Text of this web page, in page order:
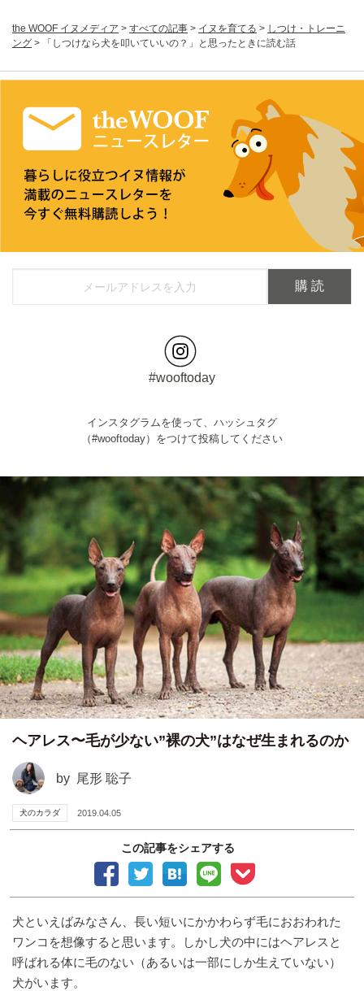
the WOOF イヌメディア > すべての記事 > イヌを育てる > しつけ・トレーニ
ング > 「しつけなら犬を叩いていいの？」と思ったときに読む話
#wooftoday
インスタグラムを使って、ハッシュタグ
（#wooftoday）をつけて投稿してください
ヘアレス〜毛が少ない”裸の犬”はなぜ生まれるのか
by 尾形 聡子
犬のカラダ 2019.04.05
この記事をシェアする
犬といえばみなさん、長い短いにかかわらず毛におおわれた
ワンコを想像すると思います。しかし犬の中にはヘアレスと
呼ばれる体に毛のない（あるいは一部にしか生えていない）
犬がいます。